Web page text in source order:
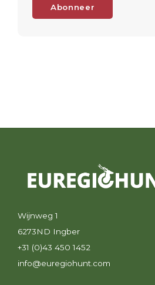
Abonneer
Wijnweg 1
6273ND Ingber
+31 (0)43 450 1452
info@euregiohunt.com